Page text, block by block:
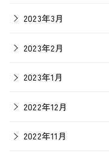
2023年3月
2023年2月
2023年1月
2022年12月
2022年11月